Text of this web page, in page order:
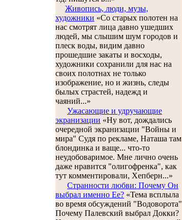
Живопись, люди, музы,
художники «Со старых полотен на
нас смотрят лица давно ушедших
людей, мы слышим шум городов и
плеск воды, видим давно
прошедшие закаты и восходы,
художники сохранили для нас на
своих полотнах не только
изображение, но и жизнь, следы
былых страстей, надежд и
чаяний...»
Ужасающие и удручающие
экранизации «Ну вот, дождались
очередной экранизации "Войны и
мира" Судя по рекламе, Наташа там
блондинка и ваще... что-то
неудобоваримое. Мне лично очень
даже нравится "олигофренка", как
тут комментировали, Хепберн...»
Странности любви: Почему Он
выбрал именно Ее? «Тема всплыла
во время обсуждений "Водоворота"
Почему Палевский выбрал Докки?